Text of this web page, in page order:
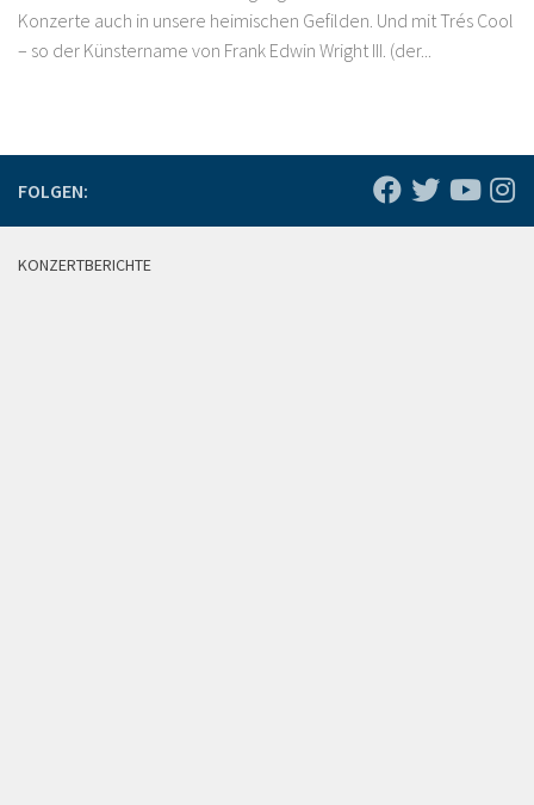
Konzerte auch in unsere heimischen Gefilden. Und mit Trés Cool
– so der Künstername von Frank Edwin Wright III. (der...
FOLGEN:
KONZERTBERICHTE